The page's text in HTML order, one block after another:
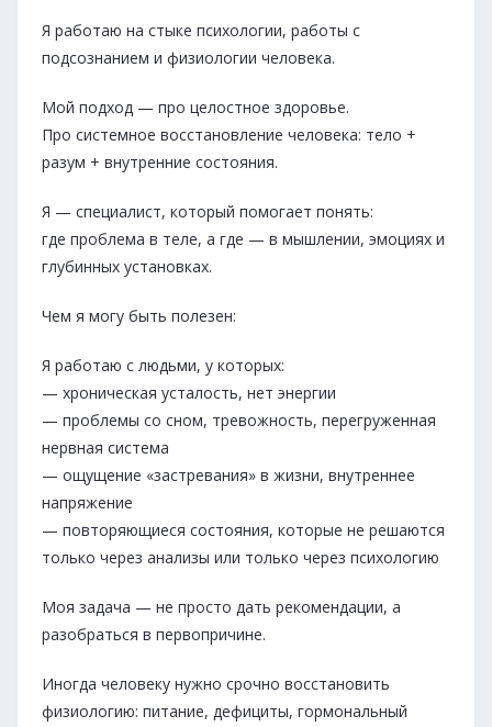
Я работаю на стыке психологии, работы с
подсознанием и физиологии человека.
Мой подход — про целостное здоровье.
Про системное восстановление человека: тело +
разум + внутренние состояния.
Я — специалист, который помогает понять:
где проблема в теле, а где — в мышлении, эмоциях и
глубинных установках.
Чем я могу быть полезен:
Я работаю с людьми, у которых:
— хроническая усталость, нет энергии
— проблемы со сном, тревожность, перегруженная
нервная система
— ощущение «застревания» в жизни, внутреннее
напряжение
— повторяющиеся состояния, которые не решаются
только через анализы или только через психологию
Моя задача — не просто дать рекомендации, а
разобраться в первопричине.
Иногда человеку нужно срочно восстановить
физиологию: питание, дефициты, гормональный